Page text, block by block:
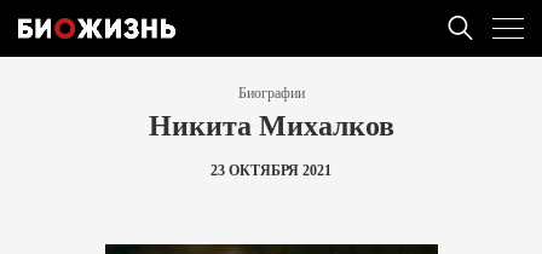
Биографии
Никита Михалков
23 ОКТЯБРЯ 2021